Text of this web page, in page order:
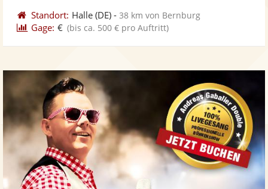
Standort: Halle (DE) -38 km von Bernburg
Gage: € (bis ca. 500 € pro Auftritt)